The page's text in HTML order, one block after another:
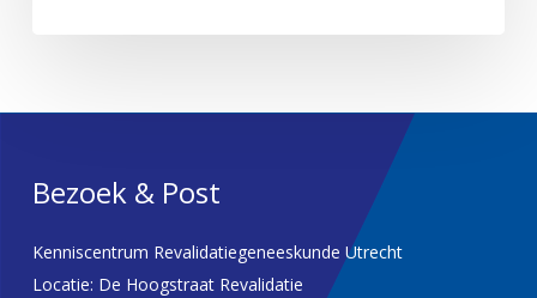
Bezoek & Post
Kenniscentrum Revalidatiegeneeskunde Utrecht
Locatie: De Hoogstraat Revalidatie